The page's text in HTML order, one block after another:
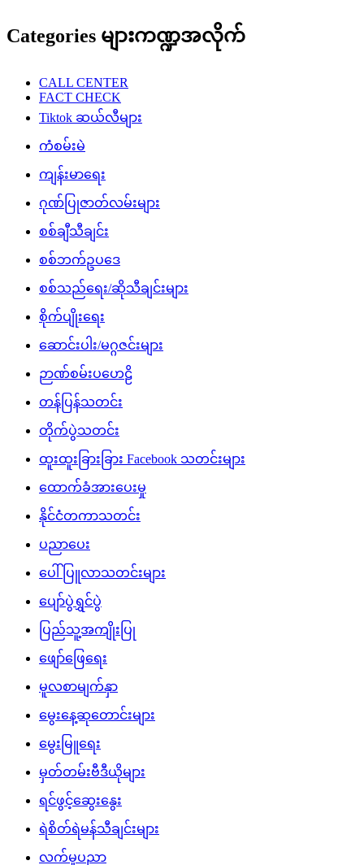
Categories များကဏ္ဍအလိုက်
CALL CENTER
FACT CHECK
Tiktok ဆယ်လီများ
ကံစမ်းမဲ
ကျန်းမာရေး
ဂုဏ်ပြုဇာတ်လမ်းများ
စစ်ချီသီချင်း
စစ်ဘက်ဥပဒေ
စစ်သည်ရေး/ဆိုသီချင်းများ
စိုက်ပျိုးရေး
ဆောင်းပါး/မဂ္ဂဇင်းများ
ဉာဏ်စမ်းပဟေဠိ
တန်ပြန်သတင်း
တိုက်ပွဲသတင်း
ထူးထူးခြားခြား Facebook သတင်းများ
ထောက်ခံအားပေးမှု
နိုင်ငံတကာသတင်း
ပညာပေး
ပေါ်ပြူလာသတင်းများ
ပျော်ပွဲရွှင်ပွဲ
ပြည်သူ့အကျိုးပြု
ဖျော်ဖြေရေး
မူလစာမျက်နှာ
မွေးနေ့ဆုတောင်းများ
မွေးမြူရေး
မှတ်တမ်းဗီဒီယိုများ
ရင်ဖွင့်ဆွေးနွေး
ရဲစိတ်ရဲမန်သီချင်းများ
လက်မှုပညာ